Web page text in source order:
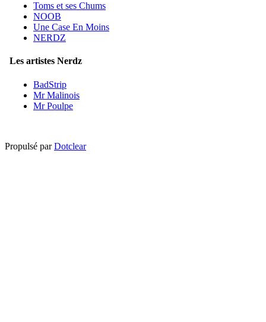
Toms et ses Chums
NOOB
Une Case En Moins
NERDZ
Les artistes Nerdz
BadStrip
Mr Malinois
Mr Poulpe
Propulsé parDotclear